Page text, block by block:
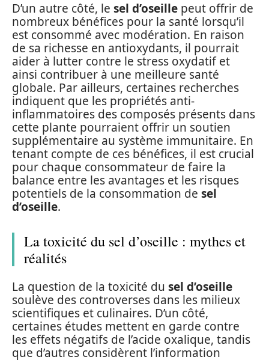
D’un autre côté, le sel d’oseille peut offrir de
nombreux bénéfices pour la santé lorsqu’il
est consommé avec modération. En raison
de sa richesse en antioxydants, il pourrait
aider à lutter contre le stress oxydatif et
ainsi contribuer à une meilleure santé
globale. Par ailleurs, certaines recherches
indiquent que les propriétés anti-
inflammatoires des composés présents dans
cette plante pourraient offrir un soutien
supplémentaire au système immunitaire. En
tenant compte de ces bénéfices, il est crucial
pour chaque consommateur de faire la
balance entre les avantages et les risques
potentiels de la consommation de sel
d’oseille.
La toxicité du sel d’oseille : mythes et
réalités
La question de la toxicité du sel d’oseille
soulève des controverses dans les milieux
scientifiques et culinaires. D’un côté,
certaines études mettent en garde contre
les effets négatifs de l’acide oxalique, tandis
que d’autres considèrent l’information